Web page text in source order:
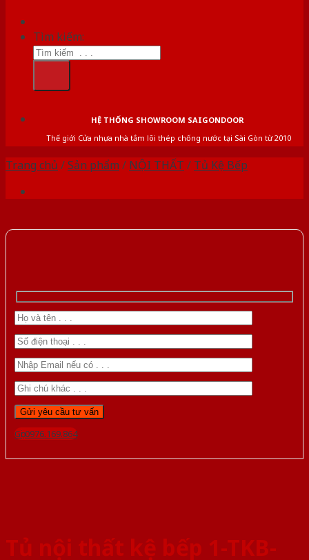
Tìm kiếm:
HỆ THỐNG SHOWROOM SAIGONDOOR
Thế giới Cửa nhựa nhà tắm lõi thép chống nước tại Sài Gòn từ 2010
Trang chủ /Sản phẩm / NỘI THẤT / Tủ Kệ Bếp
Gọi 0976.169.864
Tủ nội thất kệ bếp 1-TKB-